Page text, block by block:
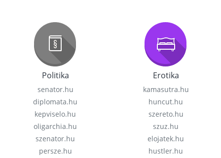
Politika
senator.hu
diplomata.hu
kepviselo.hu
oligarchia.hu
szenator.hu
persze.hu
Erotika
kamasutra.hu
huncut.hu
szereto.hu
szuz.hu
elojatek.hu
hustler.hu